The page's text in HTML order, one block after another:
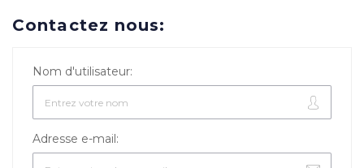
Contactez nous:
Nom d'utilisateur:
Adresse e-mail: